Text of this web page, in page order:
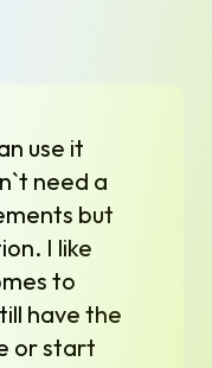
use it
need a
but
I like
to
have the
or start